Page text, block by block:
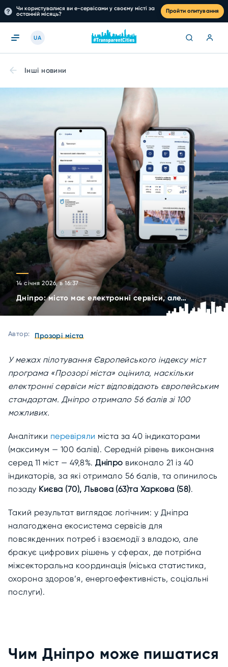
Чи користувалися ви е-сервісами у своєму місті за
останній місяць?
Пройти опитування
UA
Інші новини
14 січня 2026, в 16:37
Дніпро: місто має електронні сервіси, але…
Автор: Прозорі міста
У межах пілотування Європейського індексу міст
програма «Прозорі міста» оцінила, наскільки
електронні сервіси міст відповідають європейським
стандартам. Дніпро отримало 56 балів зі 100
можливих.
Аналітики перевіряли міста за 40 індикаторами
(максимум — 100 балів). Середній рівень виконання
серед 11 міст — 49,8%.Дніпро виконало 21 із 40
індикаторів, за які отримало 56 балів, та опинилось
позаду Києва (70), Львова (63)та Харкова (58).
Такий результат виглядає логічним: у Дніпра
налагоджена екосистема сервісів для
повсякденних потреб і взаємодії з владою, але
бракує цифрових рішень у сферах, де потрібна
міжсекторальна координація (міська статистика,
охорона здоров’я, енергоефективність, соціальні
послуги).
Чим Дніпро може пишатися